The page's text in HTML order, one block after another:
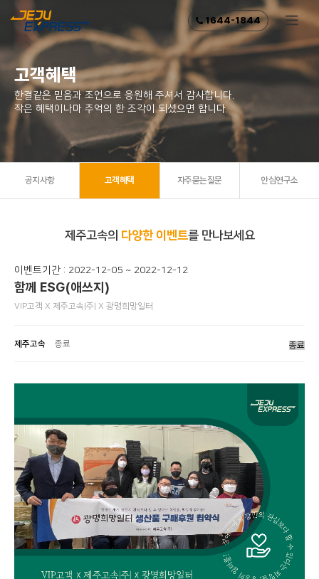
1644-1844
고객혜택
한결같은 믿음과 조언으로 응원해 주셔서 감사합니다.
작은 혜택이나마 추억의 한 조각이 되셨으면 합니다.
공지사항 고객혜택 자주묻는질문 안심연구소
제주고속의 다양한 이벤트를 만나보세요
이벤트기간 : 2022-12-05 ~ 2022-12-12
함께 ESG(애쓰지)
VIP고객 X 제주고속|주| X 광명희망일터
제주고속 종료 종료